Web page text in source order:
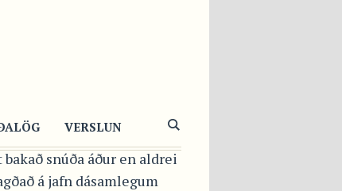
VERSLUN
snúða áður en aldrei
á jafn dásamlegum